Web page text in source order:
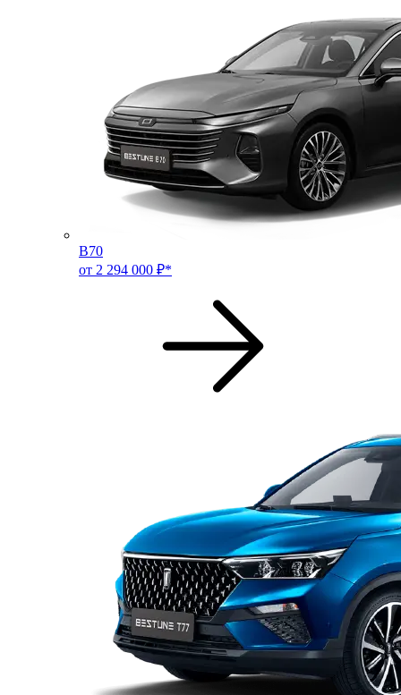
B70
от 2 294 000 ₽*